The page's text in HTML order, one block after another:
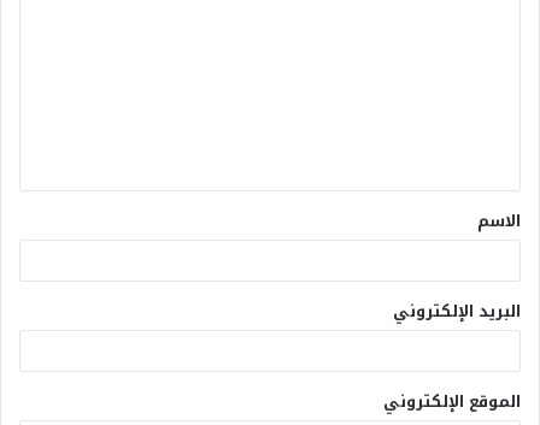
الاسم
البريد الإلكتروني
الموقع الإلكتروني